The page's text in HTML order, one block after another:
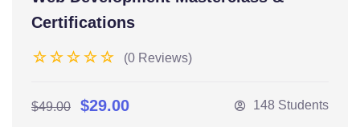
Certifications
(0 Reviews)
$49.00 $29.00 148 Students